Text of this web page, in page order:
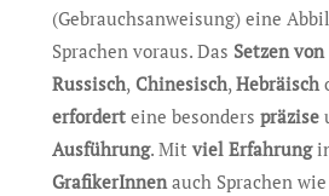
(Gebrauchsanweisung) eine
Sprachen voraus. Das Setzen
Russisch,Chinesisch,Hebräisch
erforderteine besonders präzise
Ausführung. Mit viel Erfahrung
GrafikerInnenauch Sprachen